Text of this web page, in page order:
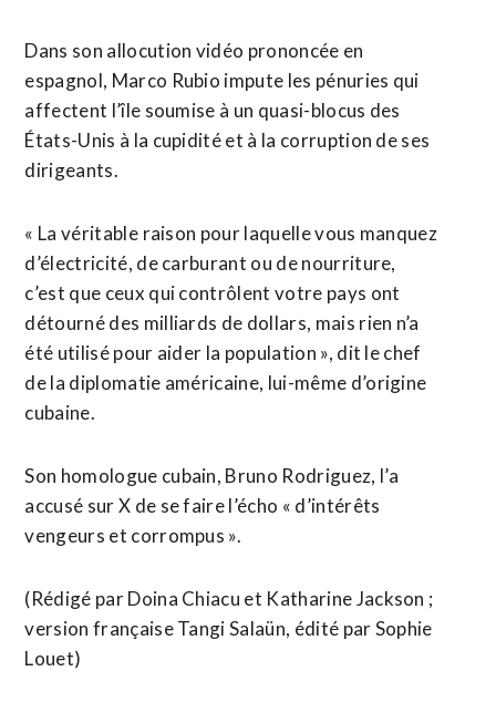
Dans son allocution vidéo prononcée en
espagnol, Marco Rubio impute les pénuries qui
affectent l’île soumise à un quasi-blocus des
États-Unis à la cupidité et à la corruption de ses
dirigeants.
« La véritable ⁠raison pour laquelle vous manquez
d’électricité, de carburant ou de nourriture,
c’est que ceux qui contrôlent votre pays ont
détourné des milliards de dollars, mais rien n’a
été utilisé pour aider la population », dit le chef
de la diplomatie américaine, lui-même d’origine
cubaine.
Son homologue cubain, Bruno ​Rodriguez, l’a
accusé sur X de se faire l’écho « d’intérêts
vengeurs et corrompus ».
(Rédigé par Doina Chiacu et ​Katharine Jackson ;
version française Tangi Salaün, édité par Sophie
Louet)